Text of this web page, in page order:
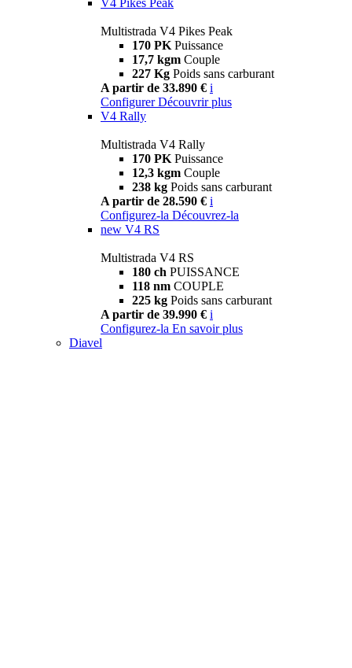
Multistrada V4 Pikes Peak
170 PK Puissance
17,7 kgm Couple
227 Kg Poids sans carburant
A partir de 33.890 € i
Configurer Découvrir plus
V4 Rally
Multistrada V4 Rally
170 PK Puissance
12,3 kgm Couple
238 kg Poids sans carburant
A partir de 28.590 € i
Configurez-la Découvrez-la
new V4 RS
Multistrada V4 RS
180 ch PUISSANCE
118 nm COUPLE
225 kg Poids sans carburant
A partir de 39.990 € i
Configurez-la En savoir plus
Diavel